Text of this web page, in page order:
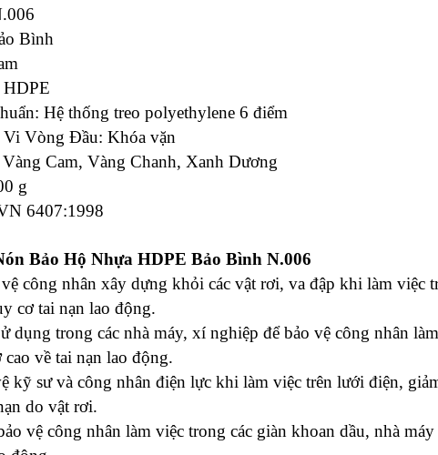
Bình
HDPE
: Hệ thống treo polyethylene 6 điểm
Vòng Đầu: Khóa vặn
Cam, Vàng Chanh, Xanh Dương
g
6407:1998
Bảo Hộ Nhựa HDPE Bảo Bình N.006
công nhân xây dựng khỏi các vật rơi, va đập khi làm việc
cơ tai nạn lao động.
dụng trong các nhà máy, xí nghiệp để bảo vệ công nhân
về tai nạn lao động.
kỹ sư và công nhân điện lực khi làm việc trên lưới điện,
do vật rơi.
vệ công nhân làm việc trong các giàn khoan dầu, nhà